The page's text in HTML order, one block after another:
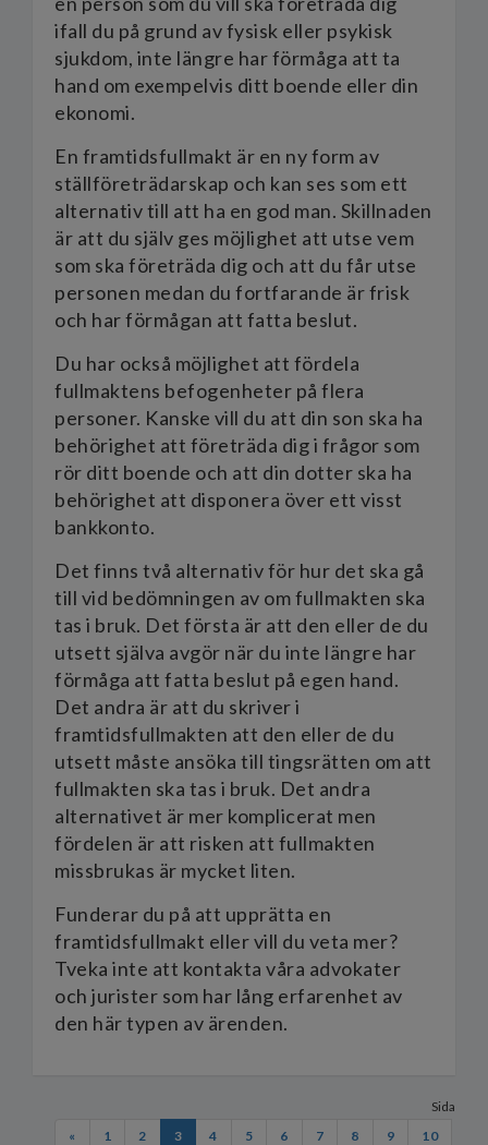
ifall du på grund av fysisk eller psykisk
sjukdom, inte längre har förmåga att ta
hand om exempelvis ditt boende eller din
ekonomi.
En framtidsfullmakt är en ny form av
ställföreträdarskap och kan ses som ett
alternativ till att ha en god man. Skillnaden
är att du själv ges möjlighet att utse vem
som ska företräda dig och att du får utse
personen medan du fortfarande är frisk
och har förmågan att fatta beslut.
Du har också möjlighet att fördela
fullmaktens befogenheter på flera
personer. Kanske vill du att din son ska ha
behörighet att företräda dig i frågor som
rör ditt boende och att din dotter ska ha
behörighet att disponera över ett visst
bankkonto.
Det finns två alternativ för hur det ska gå
till vid bedömningen av om fullmakten ska
tas i bruk. Det första är att den eller de du
utsett själva avgör när du inte längre har
förmåga att fatta beslut på egen hand.
Det andra är att du skriver i
framtidsfullmakten att den eller de du
utsett måste ansöka till tingsrätten om att
fullmakten ska tas i bruk. Det andra
alternativet är mer komplicerat men
fördelen är att risken att fullmakten
missbrukas är mycket liten.
Funderar du på att upprätta en
framtidsfullmakt eller vill du veta mer?
Tveka inte att kontakta våra advokater
och jurister som har lång erfarenhet av
den här typen av ärenden.
Sida
«
1 2 3 4 5 6 7 8 9 10